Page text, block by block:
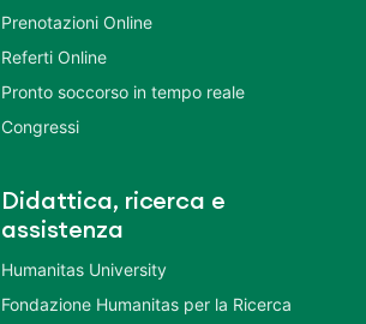
Prenotazioni Online
Referti Online
Pronto soccorso in tempo reale
Congressi
Didattica, ricerca e
assistenza
Humanitas University
Fondazione Humanitas per la Ricerca